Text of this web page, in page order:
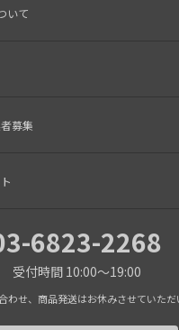
いて
募集
6823-2268
受付時間 10:00～19:00
せ、商品発送はお休みさせていただ